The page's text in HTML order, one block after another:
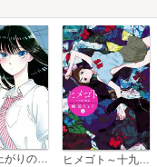
恋は雨上がりのように